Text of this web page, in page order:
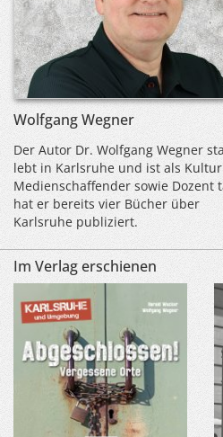
Wolfgang Wegner
Der Autor Dr. Wolfgang Wegner
lebt in Karlsruhe und ist als
Medienschaffender sowie Dozent
hat er bereits vier Bücher über
Karlsruhe publiziert.
Im Verlag erschienen